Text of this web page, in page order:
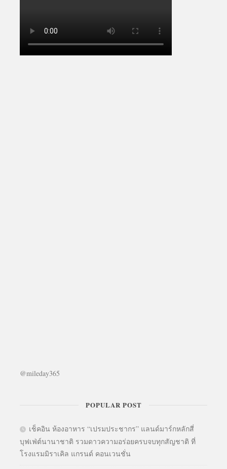
@mileday365
POPULAR POST
เช็คอิน ห้องอาหาร “เปรมประชากร” แลนด์มาร์กหลักสี่
บุฟเฟ่ต์นานาชาติ รวมดาวความอร่อยครบจบทุกสัญชาติ ที่
โรงแรมมิราเคิล แกรนด์ คอนเวนชั่น